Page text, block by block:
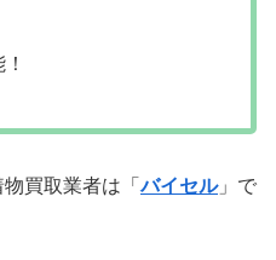
買取業者は「バイセル」で